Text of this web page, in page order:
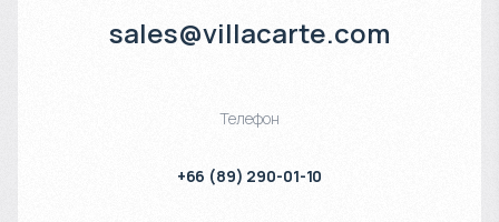
sales@villacarte.com
Телефон
+66 (89) 290-01-10